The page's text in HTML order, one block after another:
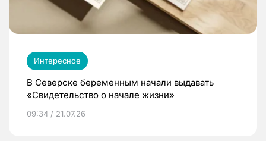
Интересное
В Северске беременным начали выдавать
«Свидетельство о начале жизни»
09:34 / 21.07.26